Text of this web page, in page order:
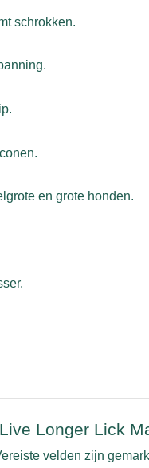
schrokken.
en grote honden.
Longer Lick
velden zijn